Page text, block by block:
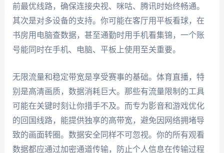
前最优线路，确保连接央视、咪咕、腾讯时始终畅通。
其次是对多设备的支持。你可能在客厅用平板看球，在
书房用电脑查数据，甚至通勤时用手机看集锦，一个账
号能同时在手机、电脑、平板上使用至关重要。
无限流量和稳定带宽是享受赛事的基础。体育直播，特
别是高清画质，数据消耗巨大。那些有流量限制的工具
可能在关键时刻让你措手不及。而专为影音和游戏优化
的回国线路，能提供独享的高带宽，避免因网络拥堵导
致的画面转圈。数据安全同样不可忽视。你的所有观看
数据都应通过加密通道传输，防止个人信息在传输过程